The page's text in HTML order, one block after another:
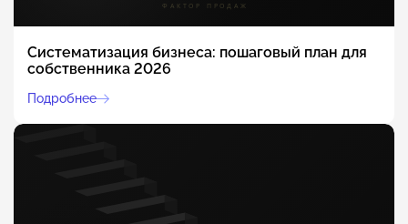
Систематизация бизнеса: пошаговый план для
собственника 2026
Подробнее